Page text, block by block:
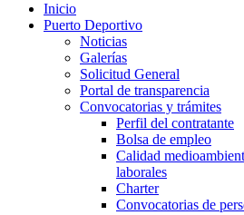
Inicio
Puerto Deportivo
Noticias
Galerías
Solicitud General
Portal de transparencia
Convocatorias y trámites
Perfil del contratante
Bolsa de empleo
Calidad
laborales
Charter
Convocatorias de